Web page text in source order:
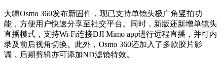
大疆Osmo 360发布新固件，现已支持单镜头极广角竖拍功
能，方便用户快速分享至社交平台。同时，新版还新增单镜头
直播模式，支持Wi-Fi连接DJI Mimo app进行远程直播，并可内
录及前后视角切换。此外，Osmo 360还加入了多款胶片影
调，后期剪辑亦可添加ND滤镜特效。